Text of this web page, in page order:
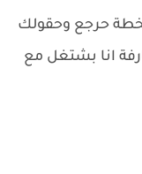
حرجع وحقولك
انا بشتغل مع